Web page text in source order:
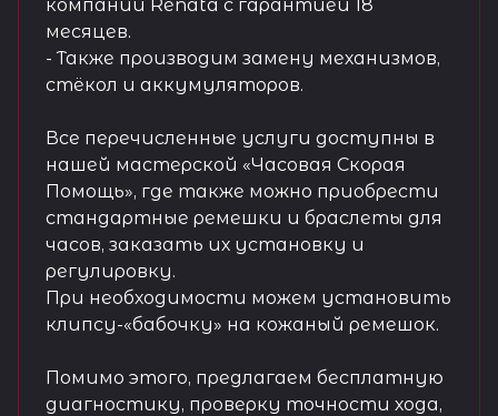
компании Renata с гарантией 18
месяцев.
- Также производим замену механизмов,
стёкол и аккумуляторов.
Все перечисленные услуги доступны в
нашей мастерской «Часовая Скорая
Помощь», где также можно приобрести
стандартные ремешки и браслеты для
часов, заказать их установку и
регулировку.
При необходимости можем установить
клипсу-«бабочку» на кожаный ремешок.
Помимо этого, предлагаем бесплатную
диагностику, проверку точности хода,